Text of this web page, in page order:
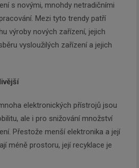
s novými, mnohdy netradičními
Mezi tyto trendy patří
výroby nových zařízení, jejich
vysloužilých zařízení a jejich
elektronických přístrojů jsou
ale i pro snižování množství
Přestože menší elektronika a její
méně prostoru, její recyklace je